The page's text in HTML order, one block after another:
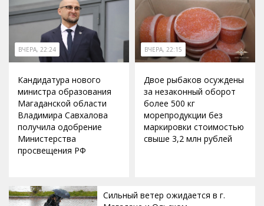
ВЧЕРА, 22:24
Кандидатура нового
министра образования
Магаданской области
Владимира Савхалова
получила одобрение
Министерства
просвещения РФ
ВЧЕРА, 22:15
Двое рыбаков осуждены
за незаконный оборот
более 500 кг
морепродукции без
маркировки стоимостью
свыше 3,2 млн рублей
Сильный ветер ожидается в г.